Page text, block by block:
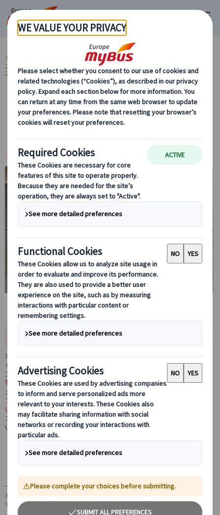
マイバス・ヨーロッパ スペイン (54) バルセロナ (29)
ン予約『ミールクーポン』 (2)
バルセロナ レストラン予約『ミールクーポ
ン』 (2)
【お食事券『ミールクーポン』】レストラン
「エル・カングレホ・ロコ・エイシャンプ
ラ」
✨おすすめポイント✨
市内中心地に近く食事の後の観光にも便利な立地！街中でパエリア
を食べるなら、味と品質、サービスともに100％お勧めのレストラ
ンです。
常に新鮮な海鮮を提供するという定評が有ります。
またカタルーニャに来たら食べてみてみたいものを
フが厳選し、レストランと交渉してオリジナルメニューにしてもら
いました！
スペイン人のようにゆっくりと時間をかけてお召し上がりくださ
い。
異国でなれないレストランでの注文もミールク
一番人気は魚介のパエリア！ご自身の都合の良いお日にちとお時間
をお選びいただけますので他のプランとの組み合わせもばっちりで
す。